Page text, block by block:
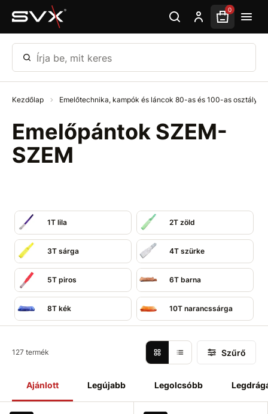
Ugrás az oldal fő részéhez 0
Írja be, mit keres
Kezdőlap Emelőtechnika, kampók és láncok 80-as és 100-as osztály
Emelőpántok SZEM-
SZEM
1T lila 2T zöld
3T sárga 4T szürke
5T piros 6T barna
8T kék 10T narancssárga
Ajánlott Legújabb Legolcsóbb
127 termék Szűrő